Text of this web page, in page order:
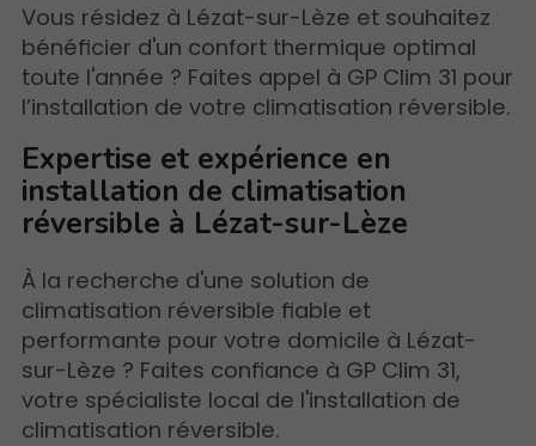
Vous résidez à Lézat-sur-Lèze et souhaitez
bénéficier d'un confort thermique optimal
toute l'année ? Faites appel à GP Clim 31 pour
l’installation de votre climatisation réversible.
Expertise et expérience en
installation de climatisation
réversible à Lézat-sur-Lèze
À la recherche d'une solution de
climatisation réversible fiable et
performante pour votre domicile à Lézat-
sur-Lèze ? Faites confiance à GP Clim 31,
votre spécialiste local de l'installation de
climatisation réversible.